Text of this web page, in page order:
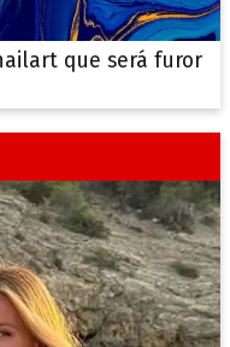
que será furor